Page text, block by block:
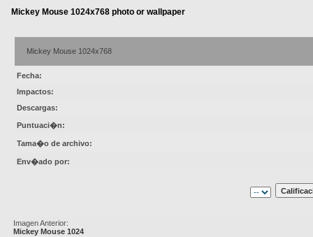
Mickey Mouse 1024x768 photo or wallpaper
Mickey Mouse 1024x768
Fecha:
Impactos:
Descargas:
Puntuaci�n:
Tama�o de archivo:
Env�ado por:
Imagen Anterior:
Mickey Mouse 1024